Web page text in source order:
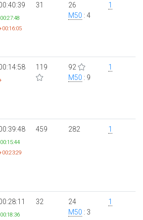
31
26
M50 : 4
1
119
92
M50 : 9
1
459 282 1
32
24
M50 : 3
1